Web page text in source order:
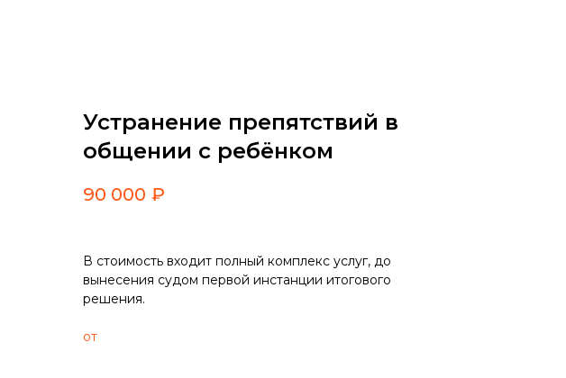
Устранение препятствий в
общении с ребёнком
90 000 ₽
В стоимость входит полный комплекс услуг, до
вынесения судом первой инстанции итогового
решения.
от